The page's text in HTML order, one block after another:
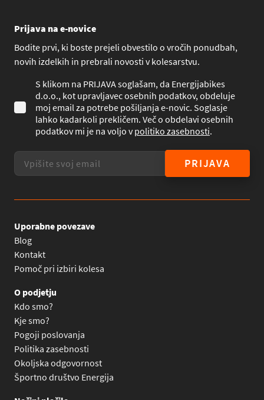
Prijava na e-novice
Bodite prvi, ki boste prejeli obvestilo o vročih ponudbah,
novih izdelkih in prebrali novosti v kolesarstvu.
S klikom na PRIJAVA soglašam, da Energijabikes
d.o.o., kot upravljavec osebnih podatkov, obdeluje
moj email za potrebe pošiljanja e-novic. Soglasje
lahko kadarkoli prekličem. Več o obdelavi osebnih
podatkov mi je na voljo vpolitiko zasebnosti.
PRIJAVA
Uporabne povezave
Blog
Kontakt
Pomoč pri izbiri kolesa
O podjetju
Kdo smo?
Kje smo?
Pogoji poslovanja
Politika zasebnosti
Okoljska odgovornost
Športno društvo Energija